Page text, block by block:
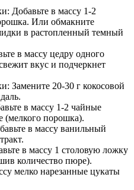
Добавьте в массу 1-2
Или обмакните
в растопленный темный
в массу цедру одного
вкус и подчеркнет
Замените 20-30 г кокосовой
в массу 1-2 чайные
(мелкого порошка).
в массу ванильный
в массу 1 столовую ложку
количество пюре).
мелко нарезанные цукаты